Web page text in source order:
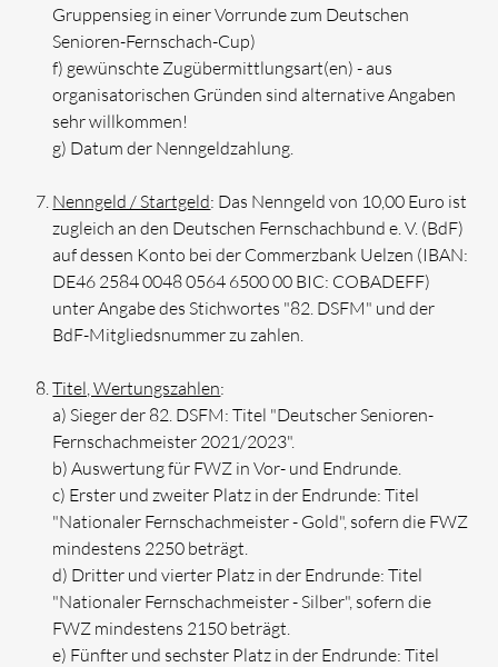
Gruppensieg in einer Vorrunde zum Deutschen
Senioren-Fernschach-Cup)
f) gewünschte Zugübermittlungsart(en) - aus
organisatorischen Gründen sind alternative Angaben
sehr willkommen!
g) Datum der Nenngeldzahlung.
Nenngeld / Startgeld: Das Nenngeld von 10,00 Euro ist
zugleich an den Deutschen Fernschachbund e. V. (BdF)
auf dessen Konto bei der Commerzbank Uelzen (IBAN:
DE46 2584 0048 0564 6500 00 BIC: COBADEFF)
unter Angabe des Stichwortes "82. DSFM" und der
BdF-Mitgliedsnummer zu zahlen.
Titel, Wertungszahlen:
a) Sieger der 82. DSFM: Titel "Deutscher Senioren-
Fernschachmeister 2021/2023".
b) Auswertung für FWZ in Vor- und Endrunde.
c) Erster und zweiter Platz in der Endrunde: Titel
"Nationaler Fernschachmeister - Gold", sofern die FWZ
mindestens 2250 beträgt.
d) Dritter und vierter Platz in der Endrunde: Titel
"Nationaler Fernschachmeister - Silber", sofern die
FWZ mindestens 2150 beträgt.
e) Fünfter und sechster Platz in der Endrunde: Titel